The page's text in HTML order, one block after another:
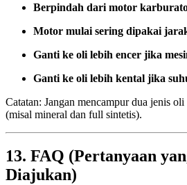
Berpindah dari motor
Motor mulai sering dipakai
Ganti ke oli lebih encer jika
Ganti ke oli lebih kental jika
Catatan: Jangan mencampur dua jenis
(misal mineral dan full sintetis).
13. FAQ (Pertanyaan
Diajukan)